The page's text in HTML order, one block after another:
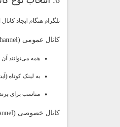
تلگرام هنگام ایجاد
کانال عمومی (Public Channel)
همه می‌توانند
به لینک کوتاه
مناسب برای
کانال خصوصی (Private Channel)